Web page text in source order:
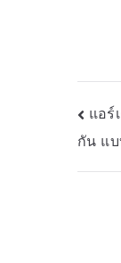
แอร์
กัน แบ